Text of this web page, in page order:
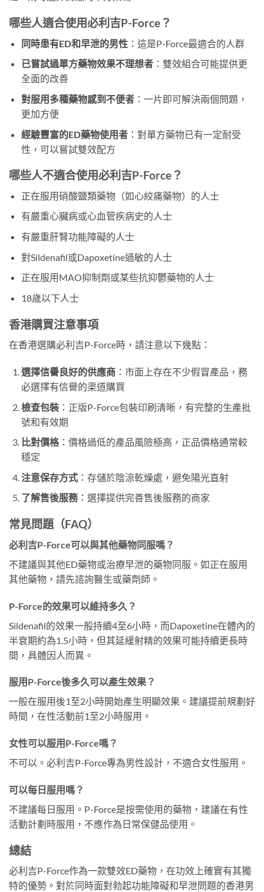
哪些人適合使用必利吉P-Force？
同時患有ED和早泄的男性：這是P-Force最適合的人群
已嘗試過單方藥物效果不理想者：雙效組合可能提供更
全面的改善
對服用多種藥物感到不便者：一片即可解決兩個問題，
更加方便
經驗豐富的ED藥物使用者：對單方藥物已有一定耐受
性，可以嘗試雙效配方
哪些人不適合使用必利吉P-Force？
正在服用硝酸鹽類藥物（如心絞痛藥物）的人士
有嚴重心臟病或心血管疾病史的人士
有嚴重肝腎功能障礙的人士
對Sildenafil或Dapoxetine過敏的人士
正在服用MAO抑制劑或某些抗抑鬱藥物的人士
18歲以下人士
香港購買注意事項
在香港選購必利吉P-Force時，請注意以下幾點：
選擇信譽良好的供應商：市面上存在不少假冒產品，務
必選擇有信譽的渠道購買
檢查包裝：正版P-Force包裝印刷清晰，有完整的生產批
號和有效期
比對價格：價格過低的產品風險極高，正品價格通常較
穩定
注意保存方式：存儲於陰涼乾燥處，避免陽光直射
了解售後服務：選擇提供完善售後服務的商家
常見問題（FAQ）
必利吉P-Force可以與其他藥物同服嗎？
不建議與其他ED藥物或治療早泄的藥物同服。如正在服用
其他藥物，請先諮詢醫生或藥劑師。
P-Force的效果可以維持多久？
Sildenafil的效果一般持續4至6小時，而Dapoxetine在體內的
半衰期約為1.5小時，但其延緩射精的效果可能持續更長時
間，具體因人而異。
服用P-Force後多久可以產生效果？
一般在服用後1至2小時開始產生明顯效果。建議提前規劃好
時間，在性活動前1至2小時服用。
女性可以服用P-Force嗎？
不可以。必利吉P-Force專為男性設計，不適合女性服用。
可以每日服用嗎？
不建議每日服用。P-Force是按需使用的藥物，建議在有性
活動計劃時服用，不應作為日常保健品使用。
總結
必利吉P-Force作為一款雙效ED藥物，在功效上確實有其獨
特的優勢。對於同時面對勃起功能障礙和早泄問題的香港男